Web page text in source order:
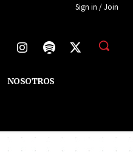
Sign in / Join
NOSOTROS